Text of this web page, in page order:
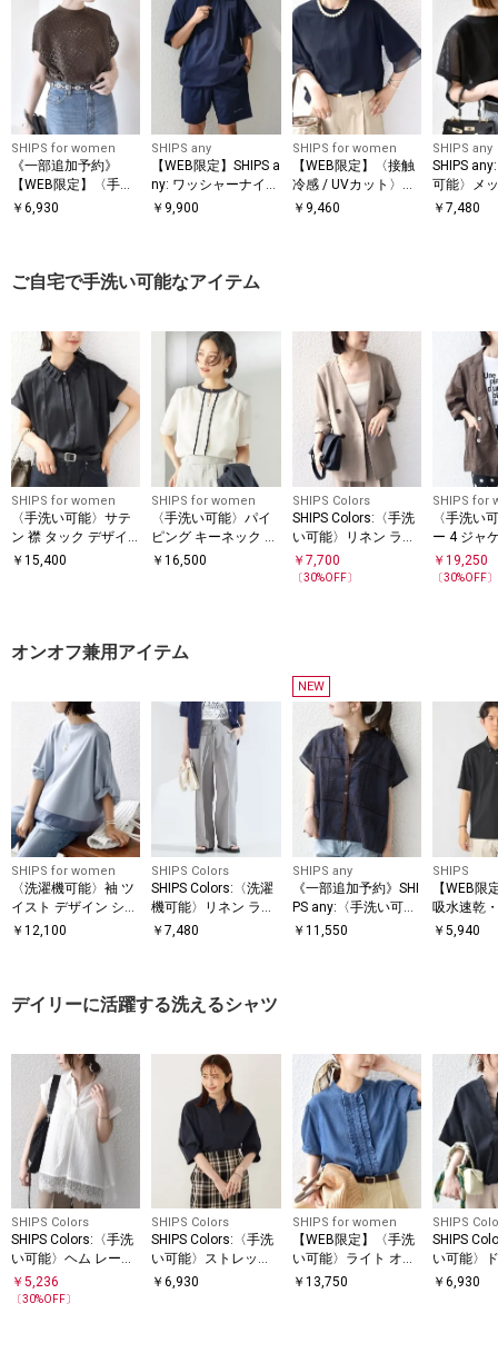
SHIPS for women
《一部追加予約》
【WEB限定】〈手洗
い可能〉アイレット
￥ 6,930
SHIPS any
【WEB限定】SHIPS a
ny: ワッシャーナイロ
ン スピンドル Tシャ
￥ 9,900
SHIPS for women
【WEB限定】〈接触
冷感 / UVカット〉シ
アー オーガンジー コ
￥ 9,460
SHIPS any
SHIPS
可能〉メ
ー ハンカ
￥7,480
ご自宅で手洗い可能なアイテム
SHIPS for women
〈手洗い可能〉サテ
ン 襟 タック デザイ
ン ブラウス
￥ 15,400
SHIPS for women
〈手洗い可能〉パイ
ピング キーネック 半
袖 ブラウス
￥16,500
SHIPS Colors
SHIPS Colors:〈手洗
い可能〉リネン ライ
ク ベルテッド ジャケ
ット◇
￥ 7,700
〔30%OFF〕
SHIPS for
〈手洗い
ー 4 ジャ
￥19,250
〔30%OFF〕
オンオフ兼用アイテム
SHIPS for women
〈洗濯機可能〉袖 ツ
イスト デザイン シア
ー ドッキング TEE
￥ 12,100
SHIPS Colors
SHIPS Colors:〈洗濯
機可能〉リネン ライ
ク イージー パンツ◇
￥7,480
NEW
SHIPS any
《一部追加予約》SHI
PS any:〈手洗い可
能〉エンブロイダリ
￥ 11,550
SHIPS
【WEB限
吸水速乾
ymix（R
￥5,940
デイリーに活躍する洗えるシャツ
SHIPS Colors
SHIPS Colors:〈手洗
い可能〉ヘム レース
スキッパー ブラウス
◇
￥ 5,236
〔30%OFF〕
SHIPS Colors
SHIPS Colors:〈手洗
い可能〉ストレッチ
スキッパー シャツ◇
￥6,930
SHIPS for women
【WEB限定】〈手洗
い可能〉ライト オン
ス フリル デニム 半
￥ 13,750
SHIPS
SHIPS
い可能〉
ャツ◇
￥6,930